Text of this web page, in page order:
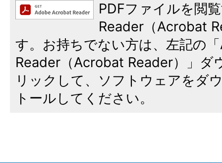
PDFファイルを閲
Reader（Acrobat
す。お持ちでない方は、左記の
Reader（Acrobat Reader）」ダ
リックして、ソフトウェアをダ
トールしてください。